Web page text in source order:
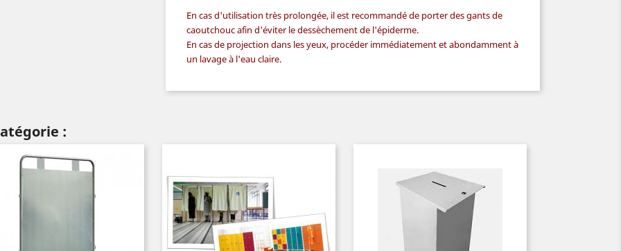
En cas d'utilisation très prolongée, il est recommandé de porter des gants de
caoutchouc afin d'éviter le dessèchement de l'épiderme.
En cas de projection dans les yeux, procéder immédiatement et abondamment à
un lavage à l'eau claire.
: